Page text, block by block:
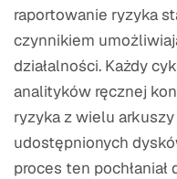
raportowanie ryzyka
czynnikiem
działalności. Każdy
analityków ręcznej
ryzyka z wielu
udostępnionych
proces ten pochłaniał